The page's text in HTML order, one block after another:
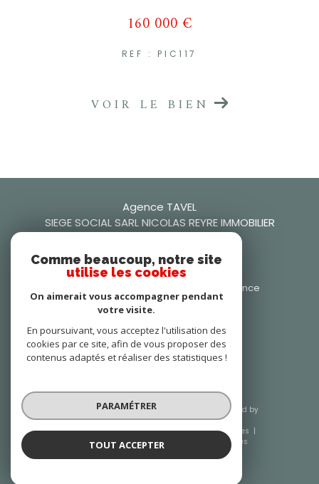
160 000 €
REF : PIC117
VOIR LE BIEN
Agence TAVEL
SIEGE SOCIAL SARL NICOLAS REYRE IMMOBILIER
0466509942
nicolasreyre30@gmail.com
106 Rue Frédéric Mistral, 30126 Tavel, France
30126 tavel
Nous suivre sur
© 2026 | Tous droits réservés | Traduction powered by
Google |
Nos honoraires
Plan du site
Mentions légales
Admin
Nos liens Politique RGPD Cookies
Comme beaucoup, notre site
utilise les cookies
On aimerait vous accompagner pendant
votre visite.
En poursuivant, vous acceptez l'utilisation des
cookies par ce site, afin de vous proposer des
contenus adaptés et réaliser des statistiques !
PARAMÉTRER
TOUT ACCEPTER